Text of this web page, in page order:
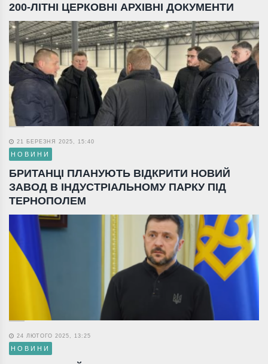
200-ЛІТНІ ЦЕРКОВНІ АРХІВНІ ДОКУМЕНТИ
21 БЕРЕЗНЯ 2025, 15:40
НОВИНИ
БРИТАНЦІ ПЛАНУЮТЬ ВІДКРИТИ НОВИЙ
ЗАВОД В ІНДУСТРІАЛЬНОМУ ПАРКУ ПІД
ТЕРНОПОЛЕМ
24 ЛЮТОГО 2025, 13:25
НОВИНИ